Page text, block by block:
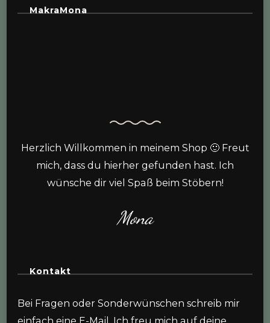
MakraMona
Herzlich Willkommen in meinem Shop 🙂 Freut
mich, dass du hierher gefunden hast. Ich
wünsche dir viel Spaß beim Stöbern!
Mona
Kontakt
Bei Fragen oder Sonderwünschen schreib mir